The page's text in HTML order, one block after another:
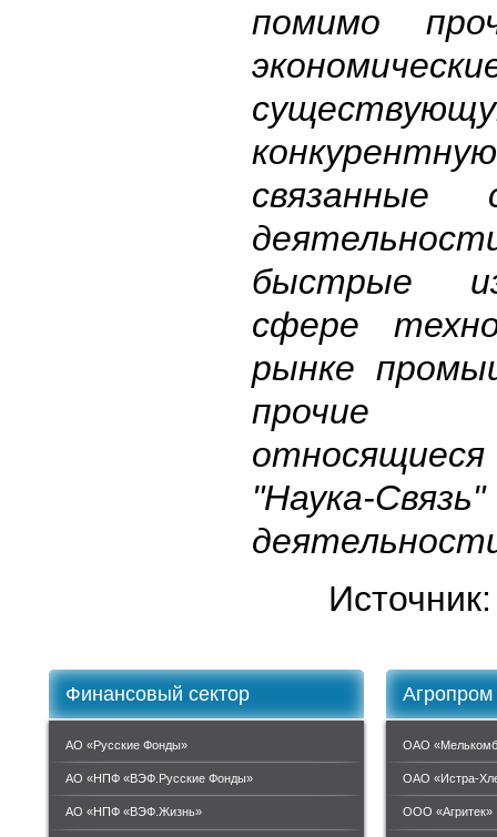
помимо
связанные
быстрые
сфере
рынке
прочие
"Наука-
Финансовый сектор
АО «Русские Фонды»
АО «НПФ «ВЭФ.Русские Фонды»
АО «НПФ «ВЭФ.Жизнь»
Агропром
ОАО
ОАО «Истра-
ООО «Агритек»